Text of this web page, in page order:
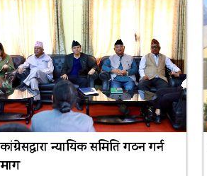
कांग्रेसद्वारा न्यायिक समिति गठन गर्न
माग